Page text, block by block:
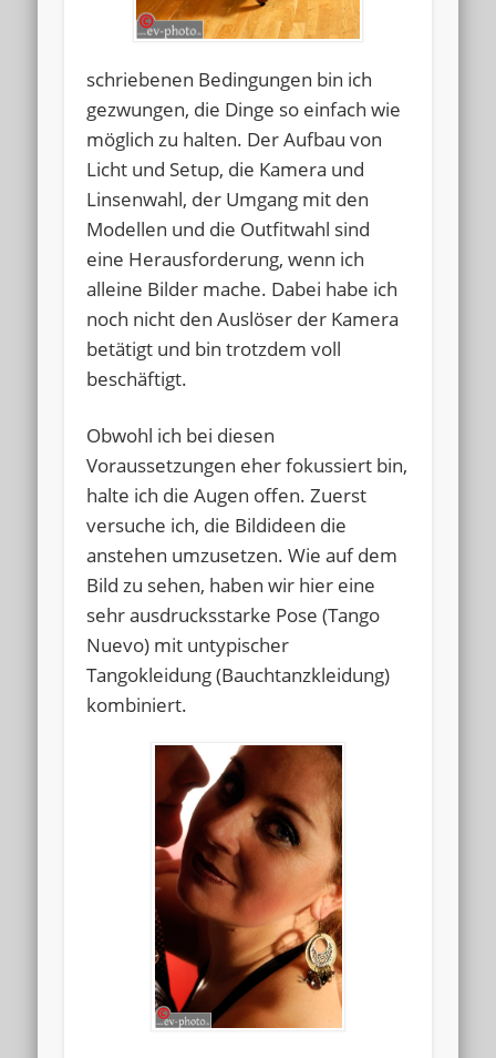
schriebenen Bedingungen bin ich
gezwungen, die Dinge so einfach wie
möglich zu halten. Der Aufbau von
Licht und Setup, die Kamera und
Linsenwahl, der Umgang mit den
Modellen und die Outfitwahl sind
eine Herausforderung, wenn ich
alleine Bilder mache. Dabei habe ich
noch nicht den Auslöser der Kamera
betätigt und bin trotzdem voll
beschäftigt.
Obwohl ich bei diesen
Voraussetzungen eher fokussiert bin,
halte ich die Augen offen. Zuerst
versuche ich, die Bildideen die
anstehen umzusetzen. Wie auf dem
Bild zu sehen, haben wir hier eine
sehr ausdrucksstarke Pose (Tango
Nuevo) mit untypischer
Tangokleidung (Bauchtanzkleidung)
kombiniert.